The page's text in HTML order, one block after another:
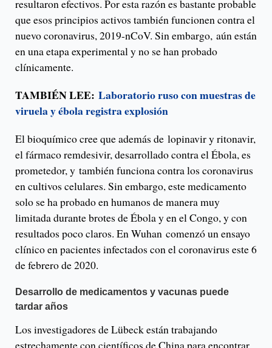
resultaron efectivos. Por esta razón es bastante probable
que esos principios activos también funcionen contra el
nuevo coronavirus, 2019-nCoV. Sin embargo, aún están
en una etapa experimental y no se han probado
clínicamente.
TAMBIÉN LEE: Laboratorio ruso con muestras de
viruela y ébola registra explosión
El bioquímico cree que además de lopinavir y ritonavir,
el fármaco remdesivir, desarrollado contra el Ébola, es
prometedor, y también funciona contra los coronavirus
en cultivos celulares. Sin embargo, este medicamento
solo se ha probado en humanos de manera muy
limitada durante brotes de Ébola y en el Congo, y con
resultados poco claros. En Wuhan comenzó un ensayo
clínico en pacientes infectados con el coronavirus este 6
de febrero de 2020.
Desarrollo de medicamentos y vacunas puede
tardar años
Los investigadores de Lübeck están trabajando